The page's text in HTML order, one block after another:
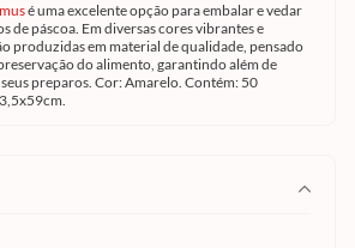
é uma excelente opção para embalar e vedar
de páscoa. Em diversas cores vibrantes e
produzidas em material de qualidade, pensado
do alimento, garantindo além de
preparos. Cor: Amarelo. Contém: 50